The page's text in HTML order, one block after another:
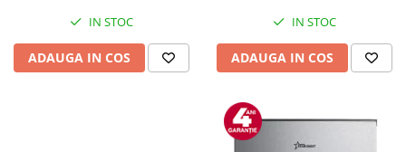
IN STOC
ADAUGA IN COS
IN STOC
ADAUGA IN COS